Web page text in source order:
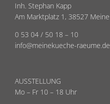
Inh. Stephan Kapp
Am Marktplatz 1, 38527 Meine
0 53 04 / 50 18 – 10
info@meinekueche-raeume.de
AUSSTELLUNG
Mo – Fr 10 – 18 Uhr